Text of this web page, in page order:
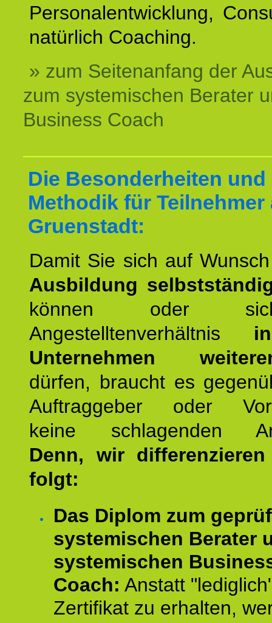
Personalentwicklung,
natürlich Coaching.
» zum Seitenanfang der
zum systemischen Berater
Business Coach
Die Besonderheiten und
Methodik für Teilnehmer
Gruenstadt:
Damit Sie sich auf
Ausbildung
können oder
Angestelltenverhältnis
Unternehmen
dürfen, braucht es
Auftraggeber oder
keine schlagenden
Denn, wir
folgt:
Das Diplom zum
systemischen Berater
systemischen
Coach: Anstatt
Zertifikat zu erhalten,